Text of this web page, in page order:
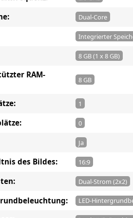
Dual-Core
Integrierter
8 GB (1 x 8 GB)
RAM-
8 GB
1
0
Ja
des Bildes: 16:9
Dual-Strom (2x2)
LED-